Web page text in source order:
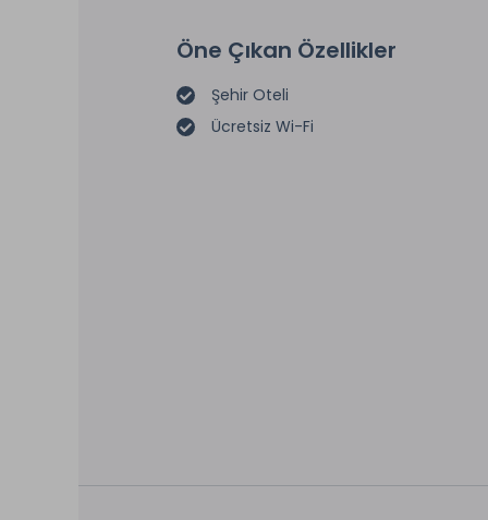
Öne Çıkan Özellikler
Şehir Oteli
Ücretsiz Wi-Fi